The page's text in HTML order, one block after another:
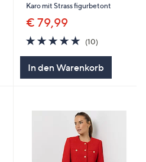
Karo mit Strass figurbetont
€ 79,99
4.8
von
5
(10)
In den Warenkorb